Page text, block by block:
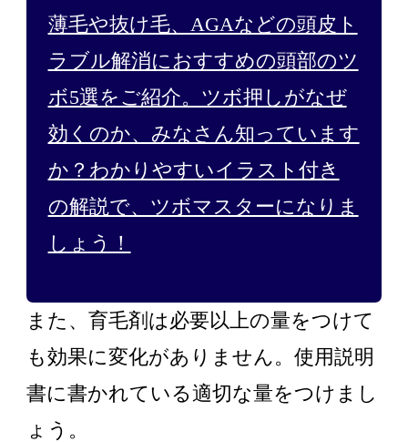
薄毛や抜け毛、AGAなどの頭皮ト
ラブル解消におすすめの頭部のツ
ボ5選をご紹介。ツボ押しがなぜ
効くのか、みなさん知っています
か？わかりやすいイラスト付き
の解説で、ツボマスターになりま
しょう！
また、育毛剤は必要以上の量をつけて
も効果に変化がありません。使用説明
書に書かれている適切な量をつけまし
ょう。